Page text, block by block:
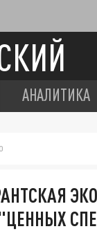
АНАЛИТИКА